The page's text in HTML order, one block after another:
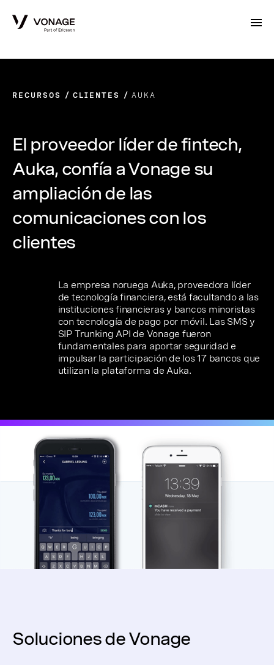
RECURSOS CLIENTES AUKA
El proveedor líder de fintech,
Auka, confía a Vonage su
ampliación de las
comunicaciones con los
clientes
La empresa noruega Auka, proveedora líder
de tecnología financiera, está facultando a las
instituciones financieras y bancos minoristas
con tecnología de pago por móvil. Las SMS y
SIP Trunking API de Vonage fueron
fundamentales para aportar seguridad e
impulsar la participación de los 17 bancos que
utilizan la plataforma de Auka.
Soluciones de Vonage